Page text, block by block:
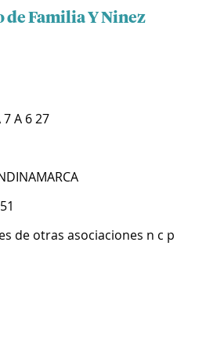
de Familia Y Ninez
7 A 6 27
de otras asociaciones n c p